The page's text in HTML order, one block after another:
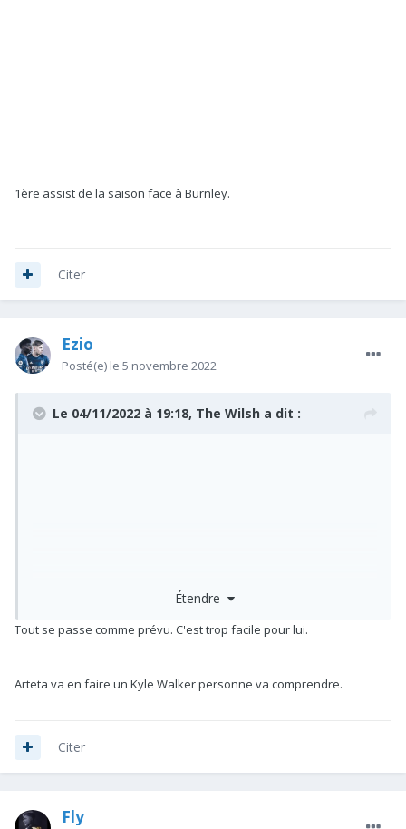
1ère assist de la saison face à Burnley.
Citer
Ezio
Posté(e) le 5 novembre 2022
Le 04/11/2022 à 19:18, The Wilsh a dit :
Étendre
Tout se passe comme prévu. C'est trop facile pour lui.
Arteta va en faire un Kyle Walker personne va comprendre.
Citer
Fly